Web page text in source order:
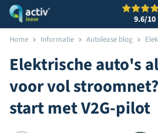
9.6/10
Home Informatie Autolease blog
Elektrische auto's
voor vol
start met V2G-pilot